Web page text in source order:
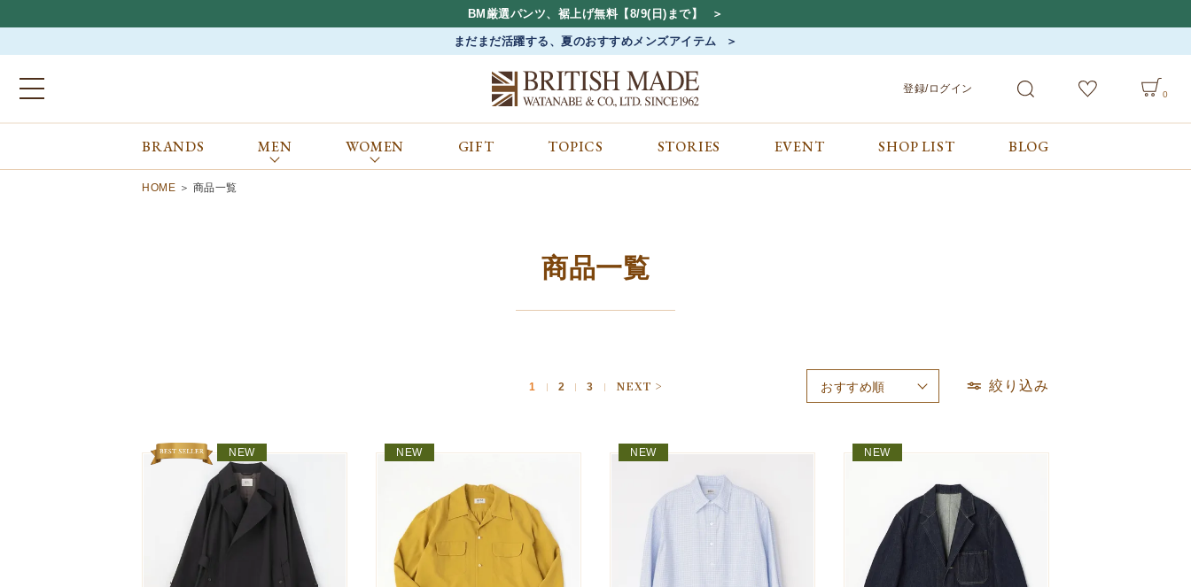
BM厳選パンツ、裾上げ無料【8/9(日)まで】
まだまだ活躍する、夏のおすすめメンズアイテム
ブランドから探す
DENTS
Drake’s
FOX UMBRELLAS
GLENROYAL
Zatchels
OUTLET
カテゴリから探す
帽子&アクセサリー
ケア用品
コンテンツをみる
会員サービス
ご利用ガイド/お問合せ
登録/ログイン
ALL MEN WOMEN 検索
0
BRANDS MEN WOMEN GIFT TOPICS STORIES EVENT SHOP LIST BLOG
HOME 商品一覧
商品一覧
おすすめ順
価格が高い順
1 2 3 絞り込み
NEW NEW NEW NEW